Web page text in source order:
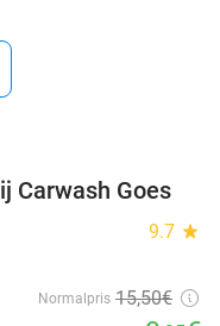
36%
Carwash Goes
9.7 star
Normalpris 15,50€